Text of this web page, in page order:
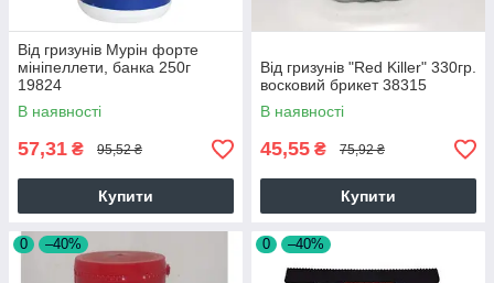
Від гризунів Мурін форте
мініпеллети, банка 250г
19824
В наявності
57,31 ₴ 95,52 ₴
Купити
Від гризунів "Red Killer" 330гр.
восковий брикет 38315
В наявності
45,55 ₴ 75,92 ₴
Купити
0 –40% 0 –40%